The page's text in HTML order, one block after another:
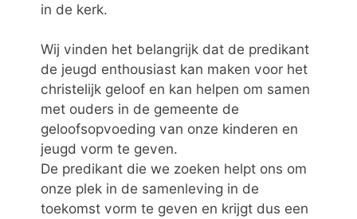
in de kerk.
Wij vinden het belangrijk dat de predikant
de jeugd enthousiast kan maken voor het
christelijk geloof en kan helpen om samen
met ouders in de gemeente de
geloofsopvoeding van onze kinderen en
jeugd vorm te geven.
De predikant die we zoeken helpt ons om
onze plek in de samenleving in de
toekomst vorm te geven en krijgt dus een